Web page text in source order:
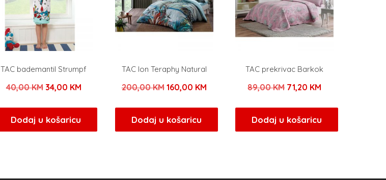
TAC bademantil Strumpf
40,00KM Izvorna
bila
je:
34,00 KMTrenutna
34,00 KM.
Dodaj u košaricu
TAC Ion Teraphy Natural
200,00KM Izvorna
bila
je:
160,00 KMTrenutna
160,00 KM.
Dodaj u košaricu
TAC prekrivac Barkok
89,00KM Izvorna
bila
je:
71,20 KM
je:
71,20 KM.
Dodaj u košaricu